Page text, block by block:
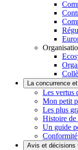
La concurrence
Les vertus
Mon petit
Les plus
Histoire de
Un guide
Conformité
Avis et décisions